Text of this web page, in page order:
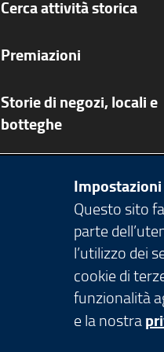
Questo sito
parte
l’utilizzo dei
cookie di
funzionalità
e la nostra
Cerca attività storica
Premiazioni
Storie di negozi, locali e
botteghe
Come aderire
Mappa attività storiche